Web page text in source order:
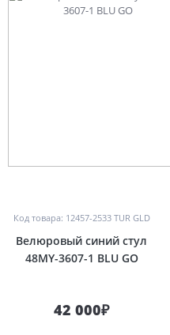
Код товара: 12457-2533 TUR GLD
Велюровый синий стул
48MY-3607-1 BLU GO
42 000₽